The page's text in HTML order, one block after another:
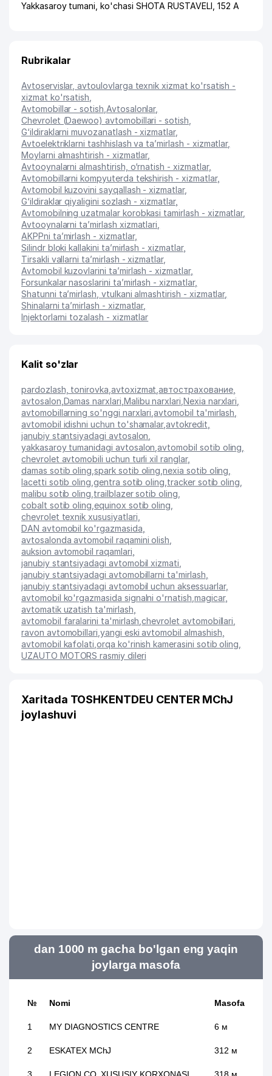
Yakkasaroy tumani ,ko'chasi SHOTA RUSTAVELI , 152 А
Rubrikalar
Avtoservislar, avtoulovlarga texnik xizmat ko'rsatish -
xizmat ko'rsatish
Avtomobillar - sotish Avtosalonlar,
Chevrolet (Daewoo) avtomobillari - sotish
G‘ildiraklarni muvozanatlash - xizmatlar,
Avtoelektriklarni tashhislash va ta’mirlash - xizmatlar,
Moylarni almashtirish - xizmatlar,
Avtooynalarni almashtirish, o‘rnatish - xizmatlar,
Avtomobillarni kompyuterda tekshirish - xizmatlar,
Avtomobil kuzovini sayqallash - xizmatlar,
G‘ildiraklar qiyaligini sozlash - xizmatlar,
Avtomobilning uzatmalar korobkasi tamirlash - xizmatlar,
Avtooynalarni ta’mirlash xizmatlari
AKPPni ta’mirlash - xizmatlar,
Silindr bloki kallakini ta’mirlash - xizmatlar,
Tirsakli vallarni ta’mirlash - xizmatlar,
Avtomobil kuzovlarini ta’mirlash - xizmatlar,
Forsunkalar nasoslarini ta’mirlash - xizmatlar,
Shatunni ta’mirlash, vtulkani almashtirish - xizmatlar,
Shinalarni ta’mirlash - xizmatlar,
Injektorlarni tozalash - xizmatlar
Kalit so'zlar
pardozlash, tonirovka avtoxizmat ,автострахование,
avtosalon Damas narxlari Malibu narxlari Nexia narxlari
avtomobillarning so'nggi narxlari ,avtomobil ta'mirlash
avtomobil idishni uchun to'shamalar,avtokredit
janubiy stantsiyadagi avtosalon
yakkasaroy tumanidagi avtosalon ,avtomobil sotib oling
chevrolet avtomobili uchun turli xil ranglar,
damas sotib oling ,spark sotib oling ,nexia sotib oling
lacetti sotib oling ,gentra sotib oling tracker sotib oling
malibu sotib oling trailblazer sotib oling
cobalt sotib oling ,equinox sotib oling
chevrolet texnik xususiyatlari
DAN avtomobil ko'rgazmasida
avtosalonda avtomobil raqamini olish
auksion avtomobil raqamlari
janubiy stantsiyadagi avtomobil xizmati
janubiy stantsiyadagi avtomobillarni ta'mirlash
janubiy stantsiyadagi avtomobil uchun aksessuarlar,
avtomobil ko'rgazmasida signalni o'rnatish magicar,
avtomatik uzatish ta'mirlash
avtomobil faralarini ta'mirlash ,chevrolet avtomobillari
ravon avtomobillari ,yangi eski avtomobil almashish
avtomobil kafolati ,orqa ko'rinish kamerasini sotib oling
UZAUTO MOTORS rasmiy dileri
Xaritada TOSHKENTDEU CENTER MChJ
joylashuvi
dan 1000 m gacha bo'lgan eng yaqin
joylarga masofa
№ Nomi Masofa
1 MY DIAGNOSTICS CENTRE 6 м
2 ESKATEX MChJ 312 м